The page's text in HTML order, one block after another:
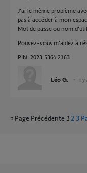
J'ai le même problème
pas à accéder à mon
Mot de passe ou nom
Pouvez-vous m'aidez à
PIN: 2023 5364 2163
Léo G. il y
« Page Précédente 1 2 3